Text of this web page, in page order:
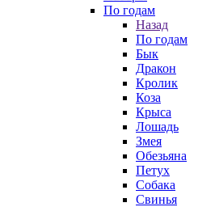
По годам
Назад
По годам
Бык
Дракон
Кролик
Коза
Крыса
Лошадь
Змея
Обезьяна
Петух
Собака
Свинья